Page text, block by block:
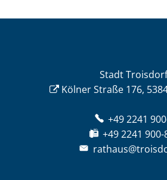
Stadt Troisdorf
Kölner Straße 176,
+49 2241
+49 2241 900-